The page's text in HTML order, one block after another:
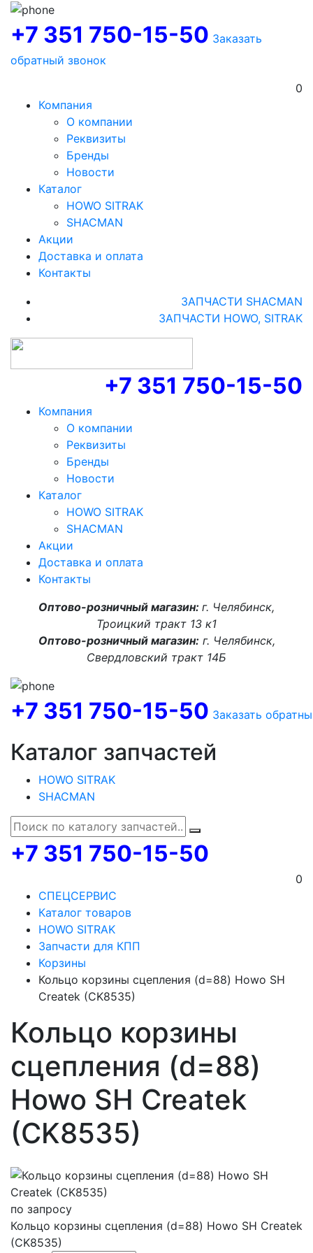
+7 351 750-15-50 Заказать
обратный звонок
0
Компания
О компании
Реквизиты
Бренды
Новости
Каталог
HOWO SITRAK
SHACMAN
Акции
Доставка и оплата
Контакты
ЗАПЧАСТИ SHACMAN
ЗАПЧАСТИ HOWO, SITRAK
+7 351 750-15-50
Компания
О компании
Реквизиты
Бренды
Новости
Каталог
HOWO SITRAK
SHACMAN
Акции
Доставка и оплата
Контакты
Оптово-розничный магазин: г. Челябинск,
Троицкий тракт 13 к1
Оптово-розничный магазин:г. Челябинск,
Свердловский тракт 14Б
+7 351 750-15-50 Заказать
Каталог запчастей
HOWO SITRAK
SHACMAN
+7 351 750-15-50
0
СПЕЦСЕРВИС
Каталог товаров
HOWO SITRAK
Запчасти для КПП
Корзины
Кольцо корзины сцепления (d=88) Howo SH
Createk (CK8535)
Кольцо корзины
сцепления (d=88)
Howo SH Createk
(CK8535)
по запросу
Кольцо корзины сцепления (d=88) Howo SH Createk
(CK8535)